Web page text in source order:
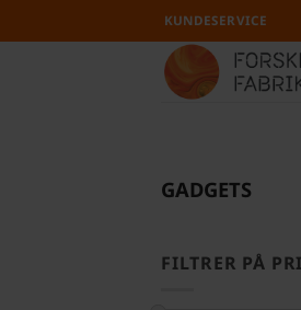
to
KUNDESERVICE
GADGETS
FILTRER PÅ